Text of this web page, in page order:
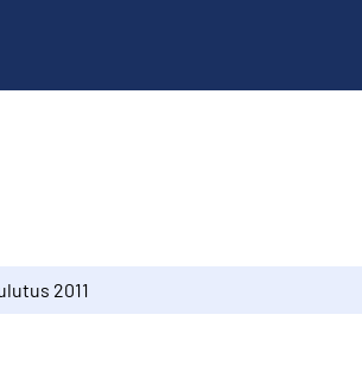
2011